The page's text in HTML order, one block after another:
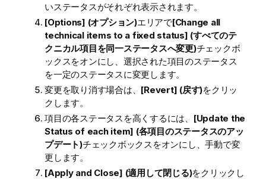
いステータスがそれぞれ表示されます。
[Options] (オプション)エリアで[Change all
technical items to a fixed status] (すべてのテ
クニカル項目を同一ステータスへ変更)チェックボ
ックスをオンにし、選択された項目のステータス
を一定のステータスに変更します。
変更を取り消す場合は、 [Revert] (戻す)をクリッ
クします。
項目の各ステータスを高くするには、 [Update the
Status of each item] (各項目のステータスのアッ
プデート)チェックボックスをオンにし、手動で変
更します。
[Apply and Close] (適用して閉じる)をクリックし